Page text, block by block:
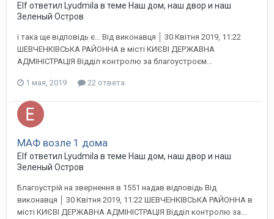
Elf ответил Lyudmila в теме Наш дом, наш двор и наш
Зеленый Остров
і така ще відповідь є... Від виконавця │ 30 Квітня 2019, 11:22
ШЕВЧЕНКІВСЬКА РАЙОННА в місті КИЄВІ ДЕРЖАВНА
АДМІНІСТРАЦІЯ Відділ контролю за благоустроєм...
1 мая, 2019 22 ответа
МАФ возле 1 дома
Elf ответил Lyudmila в теме Наш дом, наш двор и наш
Зеленый Остров
Благоустрій на звернення в 1551 надав відповідь Від
виконавця │ 30 Квітня 2019, 11:22 ШЕВЧЕНКІВСЬКА РАЙОННА в
місті КИЄВІ ДЕРЖАВНА АДМІНІСТРАЦІЯ Відділ контролю за...